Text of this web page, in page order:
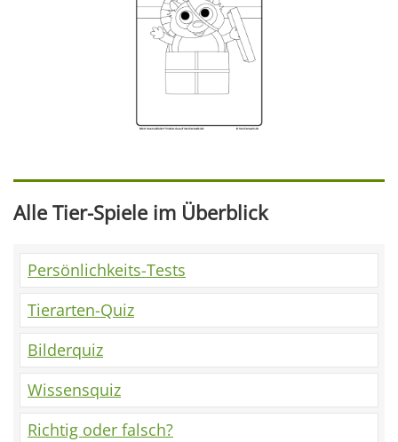
Alle Tier-Spiele im Überblick
Persönlichkeits-Tests
Tierarten-Quiz
Bilderquiz
Wissensquiz
Richtig oder falsch?